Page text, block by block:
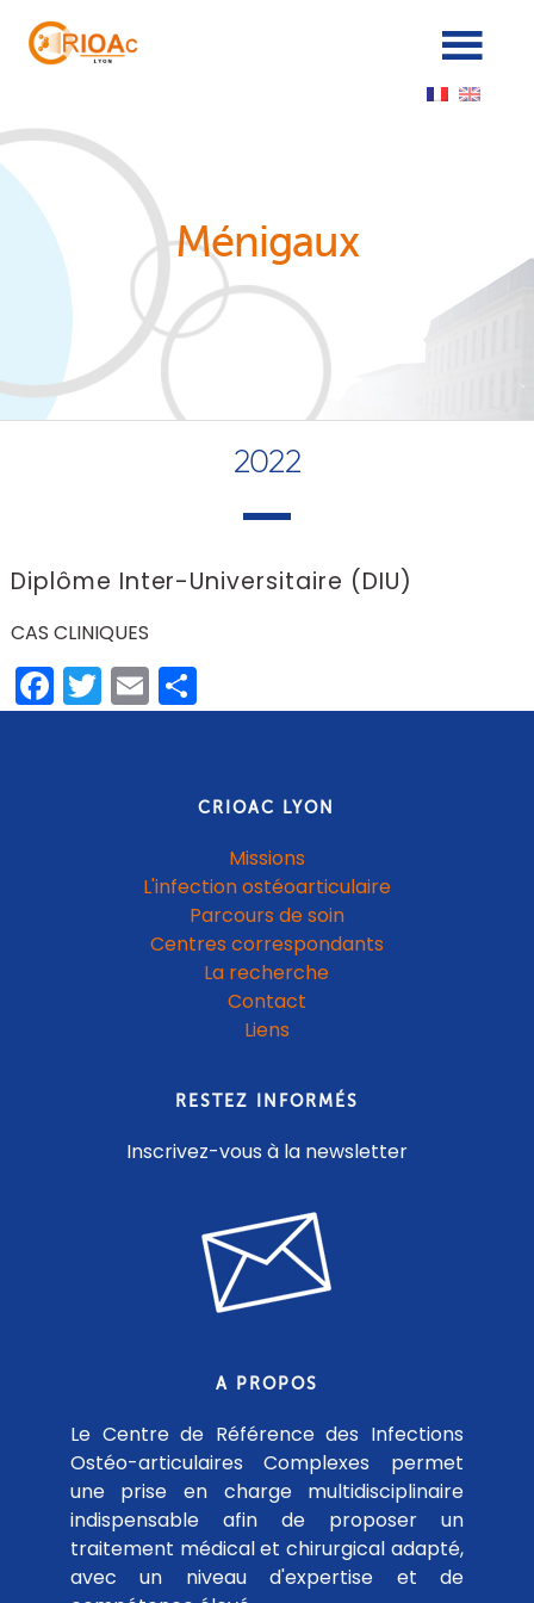
Ménigaux
2022
Diplôme Inter-Universitaire (DIU)
CAS CLINIQUES
Facebook
Twitter
EmailPartager
CRIOAC LYON
Missions
L'infection ostéoarticulaire
Parcours de soin
Centres correspondants
La recherche
Contact
Liens
RESTEZ INFORMÉS
Inscrivez-vous à la newsletter
A PROPOS
Le Centre de Référence des Infections
Ostéo-articulaires Complexes permet
une prise en charge multidisciplinaire
indispensable afin de proposer un
traitement médical et chirurgical adapté,
avec un niveau d'expertise et de
Panneau de gestion des cookies